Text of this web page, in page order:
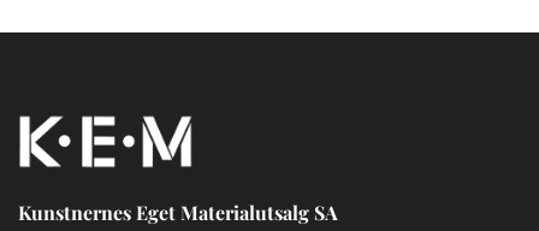
flere
Kunstnernes Eget Materialutsalg SA